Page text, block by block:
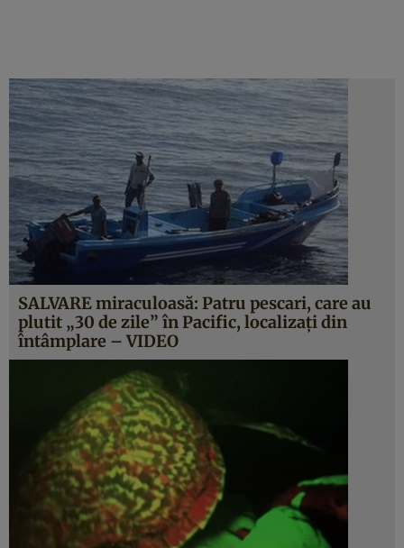
SALVARE miraculoasă: Patru pescari, care au
plutit „30 de zile” în Pacific, localizaţi din
întâmplare – VIDEO